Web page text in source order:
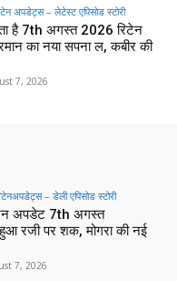
अपडेट्स – लेटेस्ट एपिसोड स्टोरी
है 7th अगस्त 2026 रिटेन
का नया सपना ल, कबीर की
7, 2026
– डेली एपिसोड स्टोरी
अपडेट 7th अगस्त
रजी पर शक, मोगरा की नई
7, 2026